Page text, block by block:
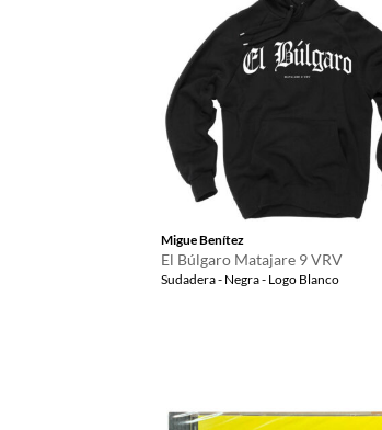
Migue Benítez
El Búlgaro Matajare 9 VRV
Sudadera - Negra - Logo Blanco